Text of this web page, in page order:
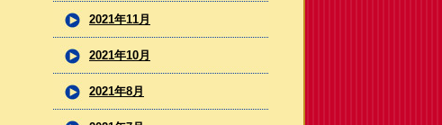
2021年11月
2021年10月
2021年8月